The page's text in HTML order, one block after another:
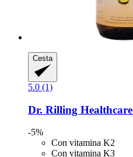
Cesta
5.0 (1)
Dr. Rilling Healthcare
-5%
Con vitamina K2
Con vitamina K3